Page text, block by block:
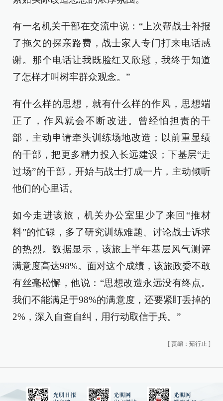
有一名机关干部在交流中说：“上次帮战士补报
了拖欠的探亲路费，战士家人专门打来电话感
谢。那个电话让我既脸红又欣慰，我终于知道
了怎样才叫树牢群众观念。”
有什么样的思想，就有什么样的作风，思想端
正了，作风就会不断改进。曾经怕担责的干
部，主动申请牵头训练场地改造；以前重显绩
的干部，把更多精力投入长远建设；下基层“走
过场”的干部，开始与战士打成一片，主动倾听
他们的心里话。
如今走进该旅，机关办公室里少了来回“推材
料”的忙碌，多了研究训练难题、讨论战士诉求
的热烈。数据显示，该旅上半年基层风气测评
满意度高达98%。面对这个成绩，该旅政委不敢
有丝毫松懈，他说：“思想改造永远没有终点。
我们不能满足于98%的满意度，还要紧盯丢掉的
2%，深入自查自纠，用行动取信于兵。”
[ 责编：茹行止 ]